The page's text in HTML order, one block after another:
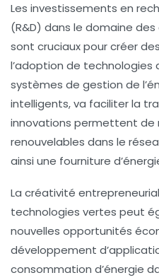
Les investissements en
(R&D) dans le domaine
sont cruciaux pour créer
l’adoption de technologies
systèmes de gestion de
intelligents, va faciliter la
innovations permettent de
renouvelables dans le
ainsi une fourniture
La créativité
technologies vertes peut
nouvelles opportunités
développement
consommation d’énergie